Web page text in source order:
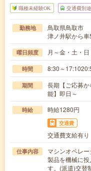
職種未経験OK 交通費別
勤務地
鳥取県鳥取市
津ノ井駅から
曜日頻度 月～金・土・
時間 8:30～
期間
長期【ご応募
能】即日～
時給 時給1280円
交通費
交通費支給有り
仕事内容
マシンオペレー
製品を機械に
す。(派遣)交替